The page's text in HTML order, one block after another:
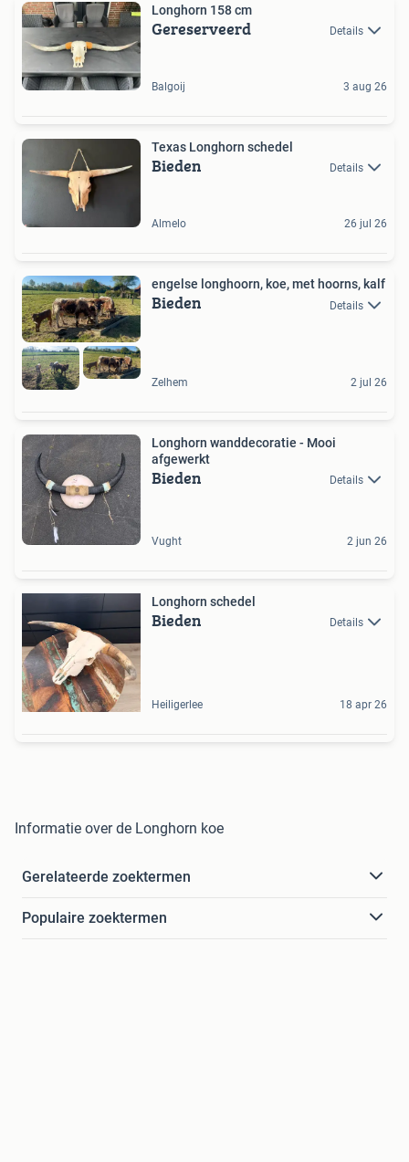
Longhorn 158 cm
Gereserveerd Details
Balgoij 3 aug 26
Texas Longhorn schedel
Bieden Details
Almelo 26 jul 26
engelse longhoorn, koe, met hoorns, kalf
Bieden Details
Zelhem 2 jul 26
Longhorn wanddecoratie - Mooi
afgewerkt
Bieden Details
Vught 2 jun 26
Longhorn schedel
Bieden Details
Heiligerlee 18 apr 26
Informatie over de Longhorn koe
Gerelateerde zoektermen
Populaire zoektermen